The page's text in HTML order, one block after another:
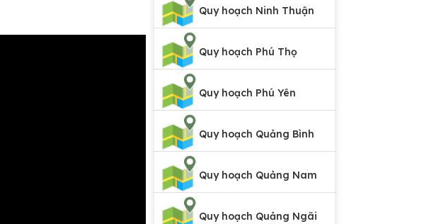
Quy hoạch Ninh Thuận
Quy hoạch Phú Thọ
Quy hoạch Phú Yên
Quy hoạch Quảng Bình
Quy hoạch Quảng Nam
Quy hoạch Quảng Ngãi